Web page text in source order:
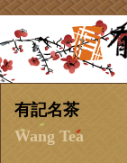
有記名茶
Wang Tea